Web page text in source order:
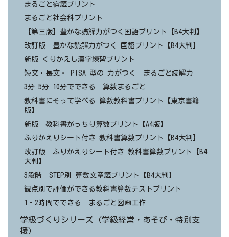
まるごと宿題プリント
まるごと社会科プリント
【第三版】豊かな読解力がつく国語プリント【B4大判】
改訂版 豊かな読解力がつく 国語プリント【B4大判】
新版 くりかえし漢字練習プリント
短文・長文・ PISA 型の 力がつく まるごと読解力
3分 5分 10分でできる 算数まるごと
教科書にそって学べる 算数教科書プリント【東京書籍
版】
新版 教科書がっちり算数プリント【A4版】
ふりかえりシート付き 教科書算数プリント【B4大判】
改訂版 ふりかえりシート付き 教科書算数プリント【B4
大判】
3段階 STEP別 算数文章題プリント【B4大判】
観点別で評価ができる教科書算数テストプリント
1・2時間でできる まるごと図画工作
学級づくりシリーズ（学級経営・あそび・特別支
援）